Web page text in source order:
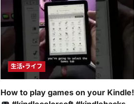
Chrome
Hidden
Feature
You
Must
Try
(2026)
に
つ
い
て
ら
に
生活・ライフ
How to play games on your Kindle!